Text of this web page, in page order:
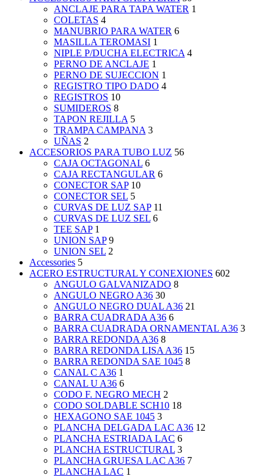
ANCLAJE PARA TAPA WATER 1
COLETAS 4
MANUBRIO PARA WATER 6
MASILLA TEROMASI 1
NIPLE P/DUCHA ELECTRICA 4
PERNO DE ANCLAJE 1
PERNO DE SUJECCION 1
REGISTRO TIPO DADO 4
REGISTROS 10
SUMIDEROS 8
TAPON REJILLA 5
TRAMPA CAMPANA 3
UÑAS 2
ACCESORIOS PARA TUBO LUZ 56
CAJA OCTAGONAL 6
CAJA RECTANGULAR 6
CONECTOR SAP 10
CONECTOR SEL 5
CURVAS DE LUZ SAP 11
CURVAS DE LUZ SEL 6
TEE SAP 1
UNION SAP 9
UNION SEL 2
Accessories 5
ACERO ESTRUCTURAL Y CONEXIONES 602
ANGULO GALVANIZADO 8
ANGULO NEGRO A36 30
ANGULO NEGRO DUAL A36 21
BARRA CUADRADA A36 6
BARRA CUADRADA ORNAMENTAL A36 3
BARRA REDONDA A36 8
BARRA REDONDA LISA A36 15
BARRA REDONDA SAE 1045 8
CANAL C A36 1
CANAL U A36 6
CODO F. NEGRO MECH 2
CODO SOLDABLE SCH10 18
HEXAGONO SAE 1045 3
PLANCHA DELGADA LAC A36 12
PLANCHA ESTRIADA LAC 6
PLANCHA ESTRUCTURAL 3
PLANCHA GRUESA LAC A36 7
PLANCHA LAC 1